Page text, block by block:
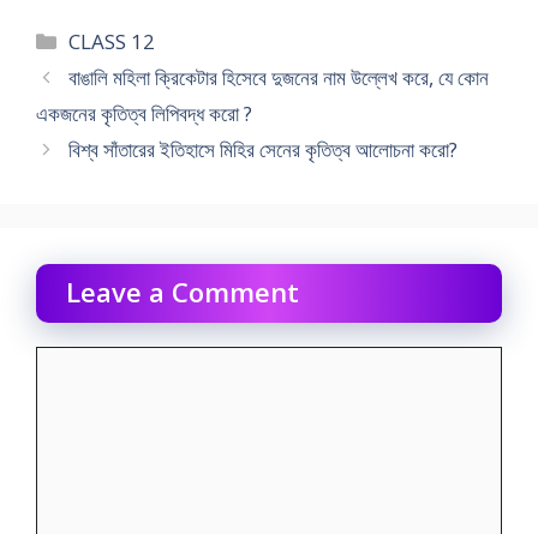
Categories
CLASS 12
বাঙালি মহিলা ক্রিকেটার হিসেবে দুজনের নাম উল্লেখ করে, যে কোন
একজনের কৃতিত্ব লিপিবদ্ধ করো ?
বিশ্ব সাঁতারের ইতিহাসে মিহির সেনের কৃতিত্ব আলোচনা করো?
Leave a Comment